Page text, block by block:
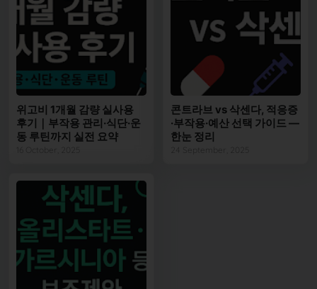
위고비 1개월 감량 실사용
후기｜부작용 관리·식단·운
동 루틴까지 실전 요약
콘트라브 vs 삭센다, 적응증
·부작용·예산 선택 가이드 —
한눈 정리